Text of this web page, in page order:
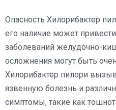
Опасность Хилорибактер
его наличие может
заболеваний желудочно-
осложнения могут быть
Хилорибактер пилори
язвенную болезнь и
симптомы, такие как